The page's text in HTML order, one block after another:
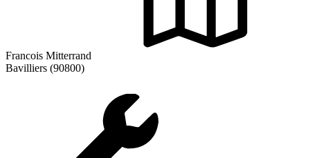
Francois Mitterrand
Bavilliers (90800)